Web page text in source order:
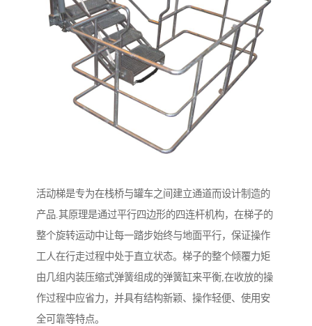
活动梯是专为在栈桥与罐车之间建立通道而设计制造的
产品.其原理是通过平行四边形的四连杆机构，在梯子的
整个旋转运动中让每一踏步始终与地面平行，保证操作
工人在行走过程中处于直立状态。梯子的整个倾覆力矩
由几组内装压缩式弹簧组成的弹簧缸来平衡,在收放的操
作过程中应省力，并具有结构新颖、操作轻便、使用安
全可靠等特点。